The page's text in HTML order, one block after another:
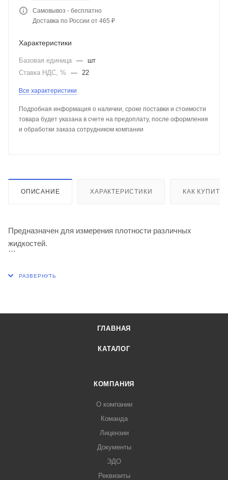
Самовывоз - бесплатно
Доставка по России от 465 ₽
Характеристики
Базовая единица —
шт
Ставка НДС, %
— 22
Все характеристики
Подробная информация о наличии, сроке поставки и стоимости
товара будет указана в счете на предоплату, после оформления
и обработки заказа сотрудником компании
ОПИСАНИЕ ХАРАКТЕРИСТИКИ КАК КУПИТЬ
Предназначен для измерения плотности различных
жидкостей.
ГЛАВНАЯ
КАТАЛОГ
КОМПАНИЯ
О компании
Команда
Лицензии
Документы
ЭДО
Реквизиты